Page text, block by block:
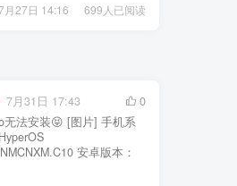
月27日 14:16 699人已阅读
7月31日 17:43
0
无法安装😝 [图片] 手机系
安卓版本：